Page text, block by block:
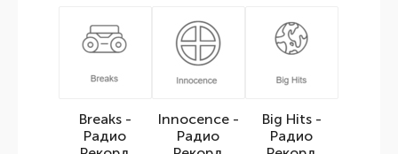
Breaks -
Радио
Innocence -
Радио
Big Hits -
Радио